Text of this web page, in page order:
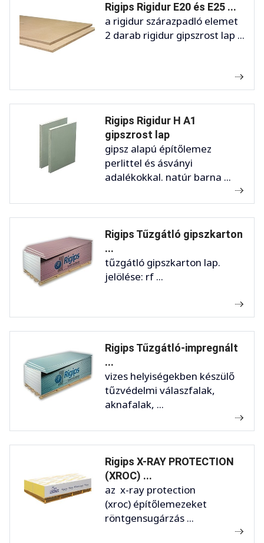
Rigips Rigidur E20 és E25 ...
a rigidur szárazpadló elemet
2 darab rigidur gipszrost lap ...
Rigips Rigidur H A1
gipszrost lap
gipsz alapú építőlemez
perlittel és ásványi
adalékokkal. natúr barna ...
Rigips Tűzgátló gipszkarton
...
tűzgátló gipszkarton lap.
jelölése: rf ...
Rigips Tűzgátló-impregnált
...
vizes helyiségekben készülő
tűzvédelmi válaszfalak,
aknafalak, ...
Rigips X-RAY PROTECTION
(XROC) ...
az x-ray protection
(xroc) építőlemezeket
röntgensugárzás ...